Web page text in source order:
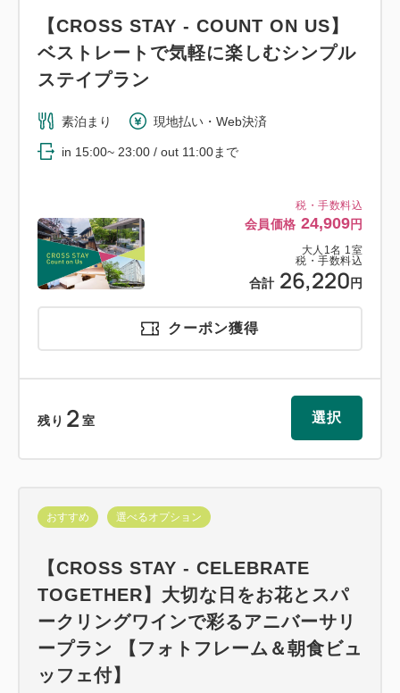
税・手数料込
会員価格 24,909円
大人 1名 1室
税・手数料込
合計 26,220 円
【CROSS STAY - COUNT ON US】
ベストレートで気軽に楽しむシンプル
ステイプラン
素泊まり 現地払い・Web決済
in 15:00~ 23:00 / out 11:00まで
クーポン獲得
残り 2 室 選択
おすすめ 選べるオプション
【CROSS STAY - CELEBRATE
TOGETHER】大切な日をお花とスパ
ークリングワインで彩るアニバーサリ
ープラン 【フォトフレーム＆朝食ビュ
ッフェ付】